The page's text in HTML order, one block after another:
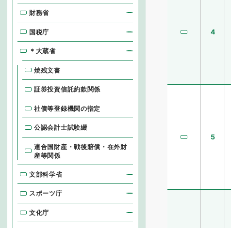
4
5
財務省
国税庁
＊大蔵省
焼残文書
証券投資信託約款関係
社債等登録機関の指定
公認会計士試験綴
連合国財産・戦後賠償・在外財
産等関係
文部科学省
スポーツ庁
文化庁